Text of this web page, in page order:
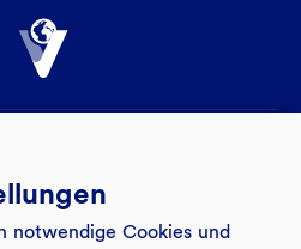
notwendige Cookies und